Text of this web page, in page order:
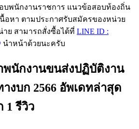
บพนักงานราชการ แนวข้อสอบท้องถิ่น
อหา ตามประกาศรับสมัครของหน่วย
าย สามารถสั่งซื้อได้ที่ LINE ID :
นำหน้าด้วยนะครับ
พนักงานขนส่งปฏิบัติงาน
งบก 2566 อัพเดทล่าสุด
1 รีวิว